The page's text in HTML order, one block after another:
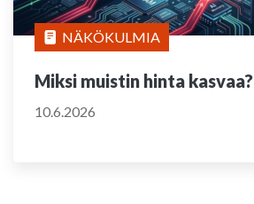
NÄKÖKULMIA
Miksi muistin hinta kasvaa?
10.6.2026